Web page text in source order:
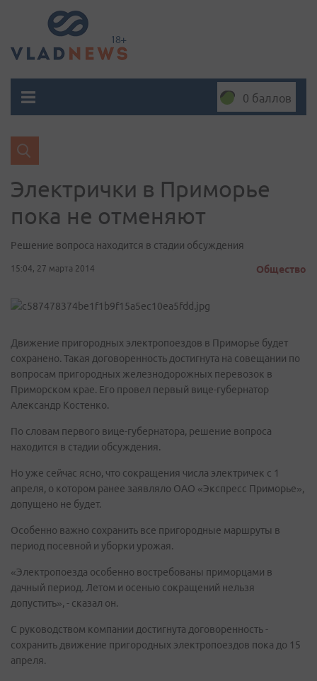
0 баллов
Электрички в Приморье
пока не отменяют
Решение вопроса находится в стадии обсуждения
15:04, 27 марта 2014 Общество
Движение пригородных электропоездов в Приморье будет
сохранено. Такая договоренность достигнута на совещании по
вопросам пригородных железнодорожных перевозок в
Приморском крае. Его провел первый вице-губернатор
Александр Костенко.
По словам первого вице-губернатора, решение вопроса
находится в стадии обсуждения.
Но уже сейчас ясно, что сокращения числа электричек с 1
апреля, о котором ранее заявляло ОАО «Экспресс Приморье»,
допущено не будет.
Особенно важно сохранить все пригородные маршруты в
период посевной и уборки урожая.
«Электропоезда особенно востребованы приморцами в
дачный период. Летом и осенью сокращений нельзя
допустить», - сказал он.
С руководством компании достигнута договоренность -
сохранить движение пригородных электропоездов пока до 15
апреля.